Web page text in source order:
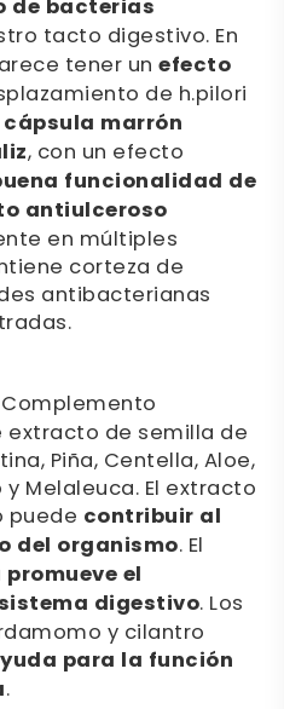
de bacterias
tacto digestivo. En
tener un efecto
de h.pilori
cápsula marrón
, con un efecto
funcionalidad de
antiulceroso
en múltiples
corteza de
antibacterianas
Complemento
de semilla de
Piña, Centella, Aloe,
Melaleuca. El extracto
puede contribuir al
del organismo. El
promueve el
digestivo. Los
y cilantro
para la función
.